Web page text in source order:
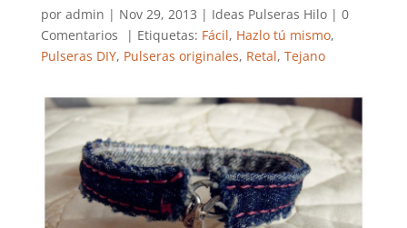
por admin | Nov 29, 2013 | Ideas Pulseras Hilo| 0
Comentarios
| Etiquetas: Fácil, Hazlo tú mismo,
Pulseras DIY, Pulseras originales, Retal, Tejano